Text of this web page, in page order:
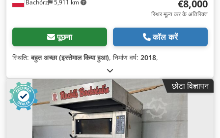
Bachórz 5,911 km €8,000
स्थिर मूल्य कर के अतिरिक्त
पूछना कॉल करें
स्थिति:बहुत अच्छा (इस्तेमाल किया हुआ), निर्माण वर्ष: 2018,
छोटा विज्ञापन